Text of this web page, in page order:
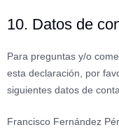
10. Datos de
Para preguntas y/o
esta declaración, por
siguientes datos de
Francisco Fernández